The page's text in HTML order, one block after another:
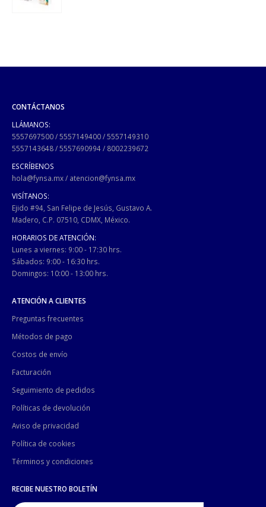
CONTÁCTANOS
LLÁMANOS:
5557697500/5557149400/5557149310
5557143648/5557690994/ 8002239672
ESCRÍBENOS
hola@fynsa.mx/ atencion@fynsa.mx
VISÍTANOS:
Ejido #94, San Felipe de Jesús, Gustavo A.
Madero, C.P. 07510, CDMX, México.
HORARIOS DE ATENCIÓN:
Lunes a viernes: 9:00 - 17:30 hrs.
Sábados: 9:00 - 16:30 hrs.
Domingos: 10:00 - 13:00 hrs.
ATENCIÓN A CLIENTES
Preguntas frecuentes
Métodos de pago
Costos de envío
Facturación
Seguimiento de pedidos
Políticas de devolución
Aviso de privacidad
Política de cookies
Términos y condiciones
RECIBE NUESTRO BOLETÍN